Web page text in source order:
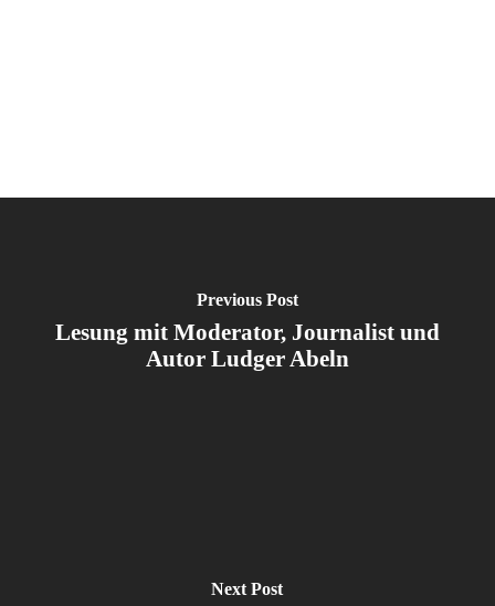
Previous Post
Lesung mit Moderator, Journalist und
Autor Ludger Abeln
Next Post